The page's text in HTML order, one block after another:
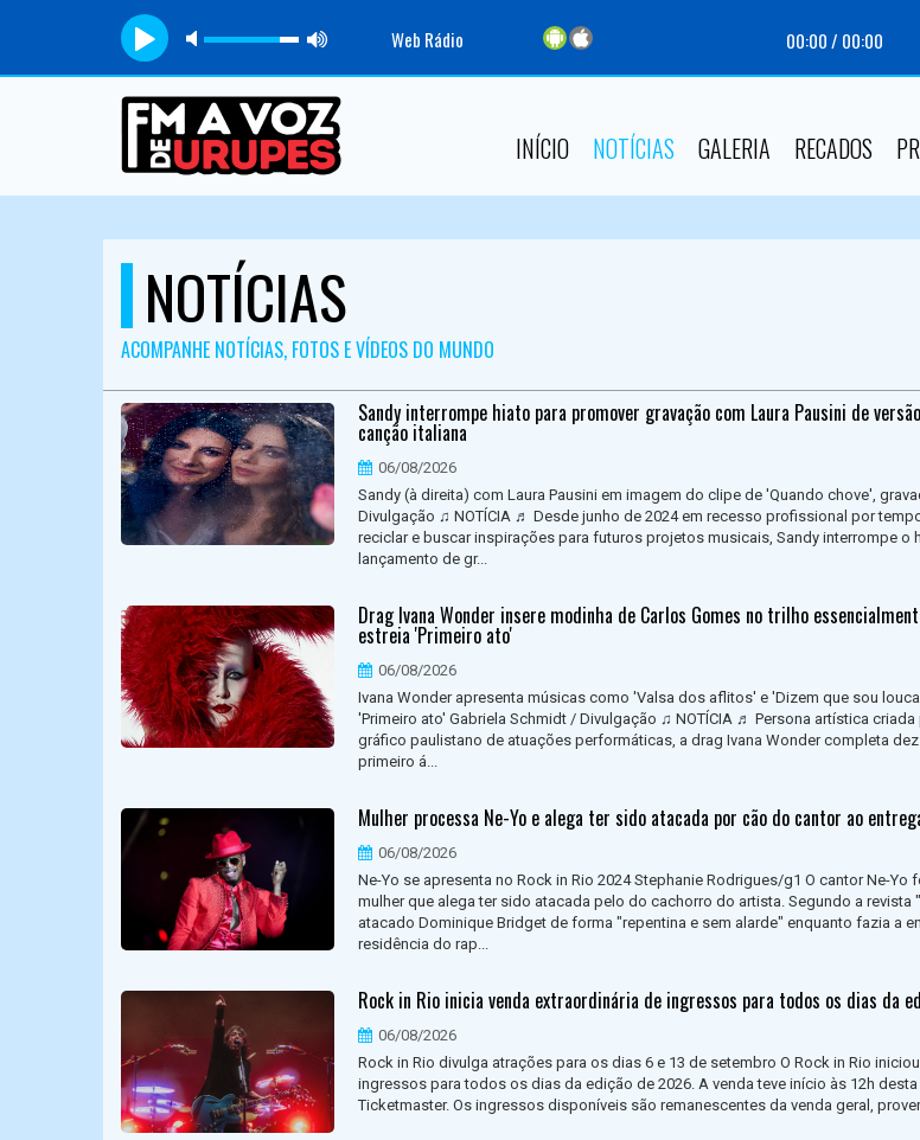
Web Rádio 00:00/ 00:00
INÍCIO NOTÍCIAS GALERIA RECADOS
NOTÍCIAS
ACOMPANHE NOTÍCIAS, FOTOS E VÍDEOS DO MUNDO
Sandy interrompe hiato para promover gravação com Laura Pausini de
canção italiana
06/08/2026
Sandy (à direita) com Laura Pausini em imagem do clipe de 'Quando chove',
Divulgação ♫ NOTÍCIA ♬ Desde junho de 2024 em recesso profissional por
reciclar e buscar inspirações para futuros projetos musicais, Sandy interrompe o
lançamento de gr...
Drag Ivana Wonder insere modinha de Carlos Gomes no trilho
estreia 'Primeiro ato'
06/08/2026
Ivana Wonder apresenta músicas como 'Valsa dos aflitos' e 'Dizem que sou
'Primeiro ato' Gabriela Schmidt / Divulgação ♫ NOTÍCIA ♬ Persona artística
gráfico paulistano de atuações performáticas, a drag Ivana Wonder completa
primeiro á...
Mulher processa Ne-Yo e alega ter sido atacada por cão do cantor ao
06/08/2026
Ne-Yo se apresenta no Rock in Rio 2024 Stephanie Rodrigues/g1 O cantor Ne-
mulher que alega ter sido atacada pelo do cachorro do artista. Segundo a revista
atacado Dominique Bridget de forma "repentina e sem alarde" enquanto fazia a
residência do rap...
Rock in Rio inicia venda extraordinária de ingressos para todos os dias da
06/08/2026
Rock in Rio divulga atrações para os dias 6 e 13 de setembro O Rock in Rio
ingressos para todos os dias da edição de 2026. A venda teve início às 12h
Ticketmaster. Os ingressos disponíveis são remanescentes da venda geral,